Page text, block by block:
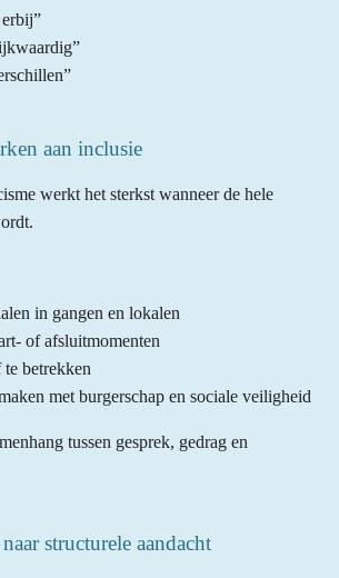
aan inclusie
werkt het sterkst wanneer de hele
in gangen en lokalen
of afsluitmomenten
betrekken
met burgerschap en sociale veiligheid
tussen gesprek, gedrag en
structurele aandacht